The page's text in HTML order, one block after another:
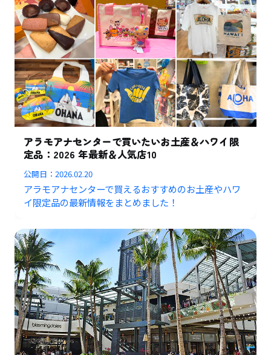
アラモアナセンターで買いたいお土産＆ハワイ限
定品：2026 年最新＆人気店10
公開日：2026.02.20
アラモアナセンターで買えるおすすめのお土産やハワ
イ限定品の最新情報をまとめました！